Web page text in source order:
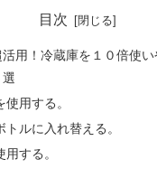
目次
活用！冷蔵庫を１０倍使
用する。
トルに入れ替える。
用する。